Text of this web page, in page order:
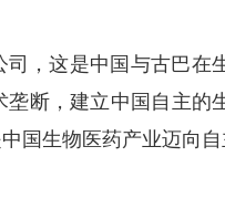
，这是中国与古巴在
断，建立中国自主的
国生物医药产业迈向